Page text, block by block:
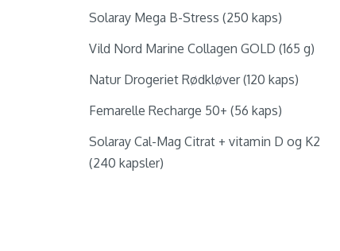
Solaray Mega B-Stress (250 kaps)
Vild Nord Marine Collagen GOLD (165 g)
Natur Drogeriet Rødkløver (120 kaps)
Femarelle Recharge 50+ (56 kaps)
Solaray Cal-Mag Citrat + vitamin D og K2
(240 kapsler)